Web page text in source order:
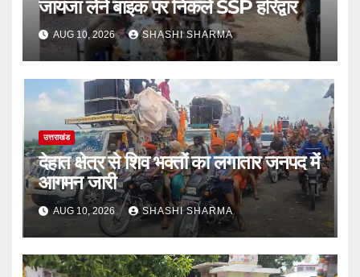
जायजा लेने बाइक पर निकले SSP हरिद्वार
AUG 10, 2026 SHASHI SHARMA
उत्तराखंड
देहात क्षेत्र से शिव भक्तों का लगातार जनपद में
आगमन जारी
AUG 10, 2026 SHASHI SHARMA